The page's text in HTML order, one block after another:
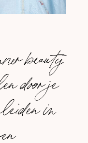
beauty
door je
in